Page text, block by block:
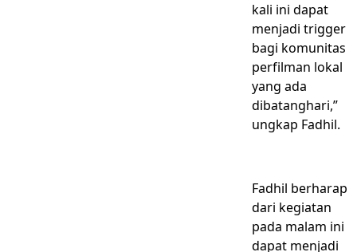
kali ini dapat
menjadi trigger
bagi komunitas
perfilman lokal
yang ada
dibatanghari,”
ungkap Fadhil.
Fadhil berharap
dari kegiatan
pada malam ini
dapat menjadi